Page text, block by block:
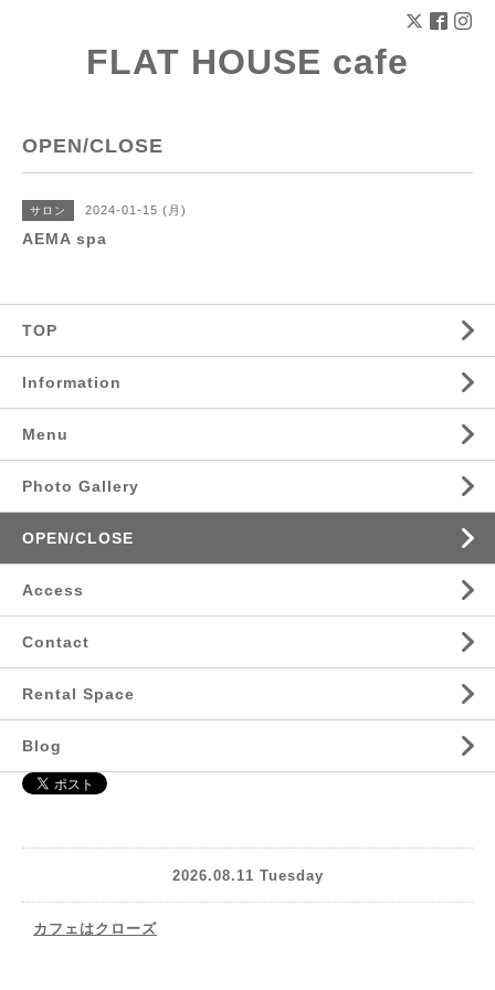
FLAT HOUSE cafe
OPEN/CLOSE
サロン 2024-01-15 (月)
AEMA spa
TOP
Information
Menu
Photo Gallery
OPEN/CLOSE
Access
Contact
Rental Space
Blog
2026.08.11 Tuesday
カフェはクローズ